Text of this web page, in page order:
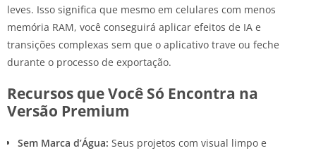
leves. Isso significa que mesmo em celulares com menos
memória RAM, você conseguirá aplicar efeitos de IA e
transições complexas sem que o aplicativo trave ou feche
durante o processo de exportação.
Recursos que Você Só Encontra na
Versão Premium
Sem Marca d’Água: Seus projetos com visual limpo e